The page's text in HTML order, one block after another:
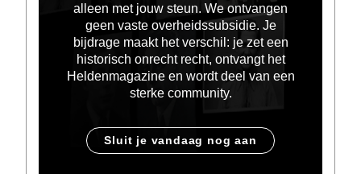
alleen met jouw steun. We ontvangen
geen vaste overheidssubsidie. Je
bijdrage maakt het verschil: je zet een
historisch onrecht recht, ontvangt het
Heldenmagazine en wordt deel van een
sterke community.
Sluit je vandaag nog aan